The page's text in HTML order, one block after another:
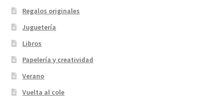
Regalos originales
Juguetería
Libros
Papelería y creatividad
Verano
Vuelta al cole